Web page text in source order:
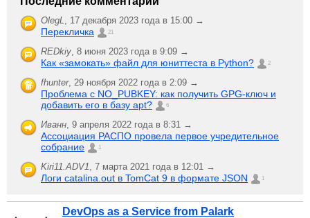
OlegL, 17 декабря 2023 года в 15:00 →
Перекличка 21
REDkiy, 8 июня 2023 года в 9:09 →
Как «замокать» файл для юниттеста в Python? 2
fhunter, 29 ноября 2022 года в 2:09 →
Проблема с NO_PUBKEY: как получить GPG-ключ и
добавить его в базу apt?
6
Иванн, 9 апреля 2022 года в 8:31 →
Ассоциация РАСПО провела первое учредительное
собрание
1
Kiri11.ADV1, 7 марта 2021 года в 12:01 →
Логи catalina.out в TomCat 9 в формате JSON 1
DevOps as a Service from Palark